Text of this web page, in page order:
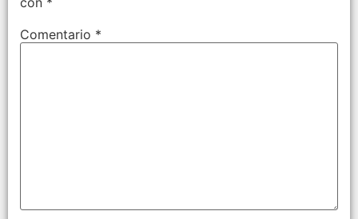
Comentario *